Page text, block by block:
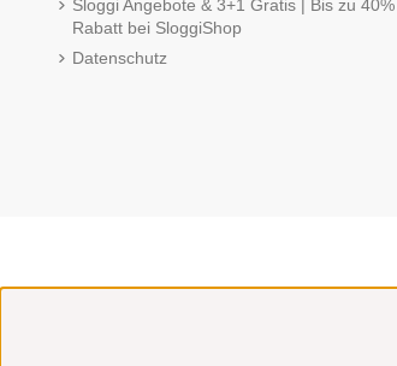
Sloggi Angebote & 3+1 Gratis | Bis zu 40%
Rabatt bei SloggiShop
Datenschutz